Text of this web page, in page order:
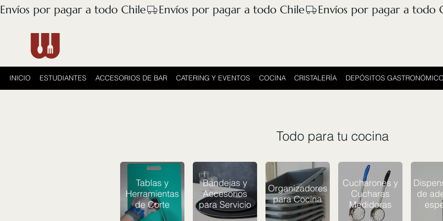
Envíos por pagar a todo Chile
INICIO ESTUDIANTES ACCESORIOS DE BAR CATERING Y EVENTOS COCINA CRISTALERÍA DEPÓSITOS
Todo para tu cocina
Tablas y
Herramientas
de Corte
Bandejas y
Accesorios
para Servicio
Organizadores
para Cocina
Cucharones y
Cucharas
Medidoras
de